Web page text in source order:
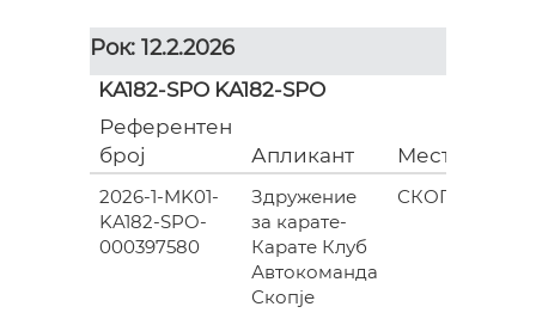
Рок: 12.2.2026
KA182-SPO KA182-SPO
Референтен
број
Апликант Место
2026-1-MK01-
KA182-SPO-
000397580
Здружение
за карате-
Карате Клуб
Автокоманда
Скопје
СКОПЈЕ